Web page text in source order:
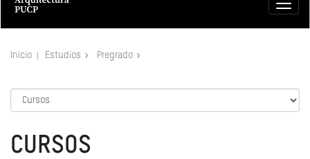
Inicio Estudios Pregrado
CURSOS